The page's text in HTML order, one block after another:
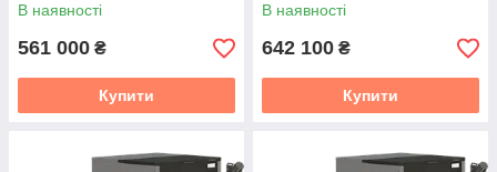
В наявності
561 000 ₴
Купити
В наявності
642 100 ₴
Купити